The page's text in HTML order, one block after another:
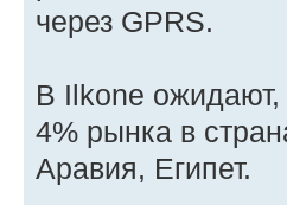
через GPRS.
В Ilkone ожидают,
4% рынка в
Аравия, Египет.